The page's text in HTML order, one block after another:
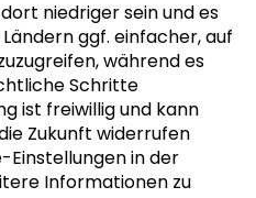
niedriger sein und es
ggf. einfacher, auf
während es
Schritte
ist freiwillig und kann
Zukunft widerrufen
Einstellungen in der
Informationen zu